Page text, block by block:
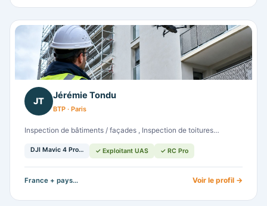
JT
Jérémie Tondu
BTP · Paris
Inspection de bâtiments / façades , Inspection de toitures…
DJI Mavic 4 Pro… ✓ Exploitant UAS ✓ RC Pro
France + pays… Voir le profil →